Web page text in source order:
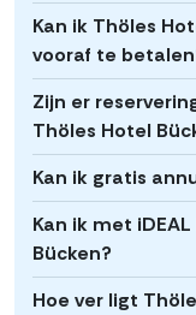
Kan ik Thöles
vooraf te
Zijn er
Thöles Hotel
Kan ik gratis
Kan ik met
Bücken?
Hoe ver ligt